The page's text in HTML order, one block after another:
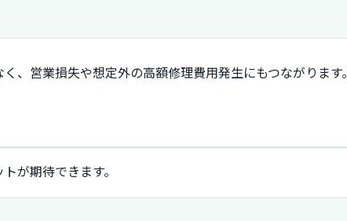
、営業損失や想定外の高額修理費用発生にもつながります。
が期待できます。